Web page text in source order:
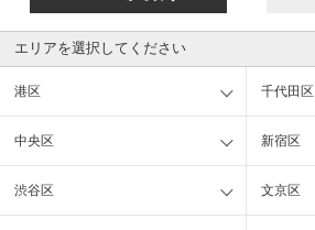
エリアを選択してください
港区 千代田区
中央区 新宿区
渋谷区 文京区